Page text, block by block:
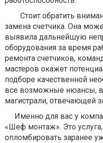
Стоит обратить
замена счетчика. Она
выявила дальнейшую
оборудования за время
ремонта счетчиков,
мастеров окажет
подборе качественной
все возможные нюансы, в
магистрали, отвечающей
Именно для вас у
«Шеф монтаж». Это
опломбировать заранее